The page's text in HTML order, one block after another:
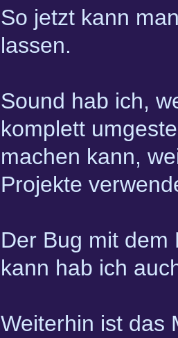
So jetzt kann
lassen.
Sound hab ich,
komplett
machen kann,
Projekte
Der Bug mit
kann hab ich
Weiterhin ist das